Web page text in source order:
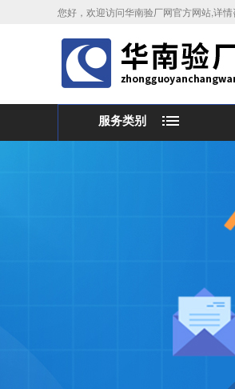
您好，欢迎访问华南验厂网官方网站,详
服务类别